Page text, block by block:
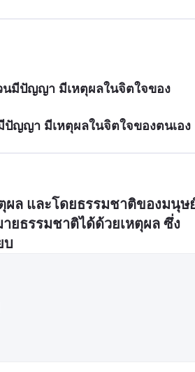
มีปัญญา มีเหตุผลในจิตใจของ
ญญา มีเหตุผลในจิตใจของตนเอง
ล และโดยธรรมชาติของมนุษ
ยธรรมชาติได้ด้วยเหตุผล ซึ่ง
บ